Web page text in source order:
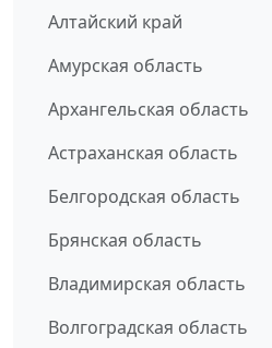
Алтайский край
Амурская область
Архангельская область
Астраханская область
Белгородская область
Брянская область
Владимирская область
Волгоградская область